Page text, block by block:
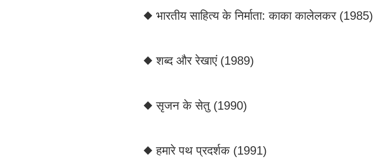
◆ भारतीय साहित्य के निर्माता: काका कालेलकर (1985)
◆ शब्द और रेखाएं (1989)
◆ सृजन के सेतु (1990)
◆ हमारे पथ प्रदर्शक (1991)